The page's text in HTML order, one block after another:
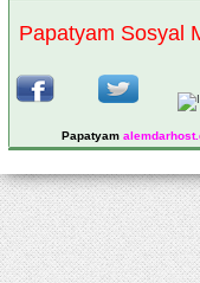
Papatyam Sosyal
Papatyam alemdarhost